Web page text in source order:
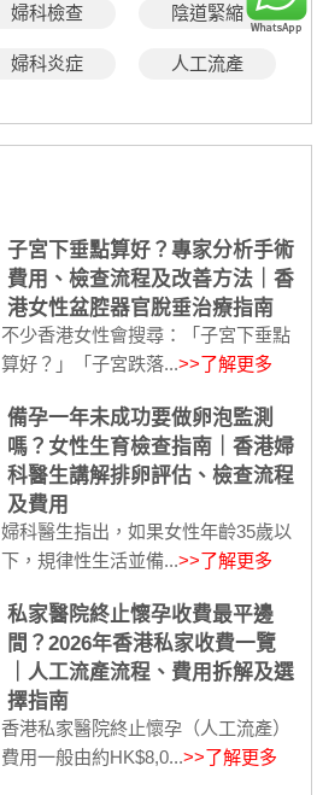
婦科檢查 陰道緊縮
婦科炎症 人工流產
子宮下垂點算好？專家分析手術
費用、檢查流程及改善方法｜香
港女性盆腔器官脫垂治療指南
不少香港女性會搜尋：「子宮下垂點
算好？」「子宮跌落...>>了解更多
備孕一年未成功要做卵泡監測
嗎？女性生育檢查指南｜香港婦
科醫生講解排卵評估、檢查流程
及費用
婦科醫生指出，如果女性年齡35歲以
下，規律性生活並備...>>了解更多
私家醫院終止懷孕收費最平邊
間？2026年香港私家收費一覽
｜人工流產流程、費用拆解及選
擇指南
香港私家醫院終止懷孕（人工流產）
費用一般由約HK$8,0...>>了解更多